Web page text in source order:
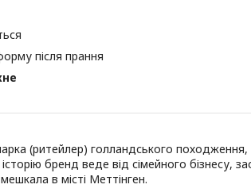
після прання
(ритейлер) голландського походження,
бренд веде від сімейного бізнесу,
в місті Меттінген.